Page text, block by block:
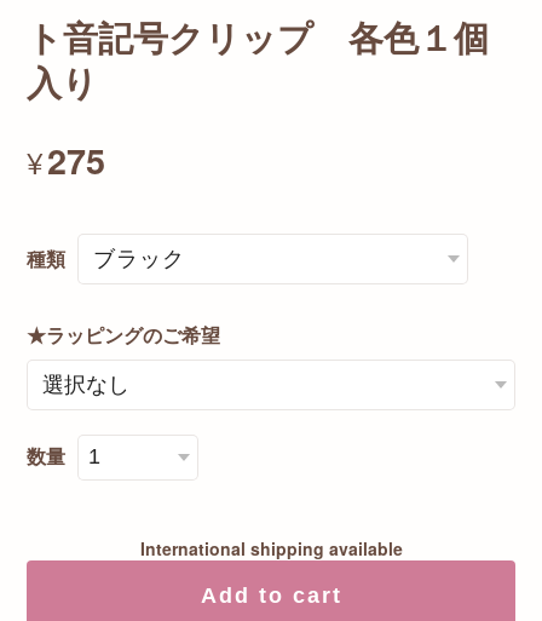
ト音記号クリップ 各色１個
入り
¥275
種類
★ラッピングのご希望
数量
International shipping available
Add to cart